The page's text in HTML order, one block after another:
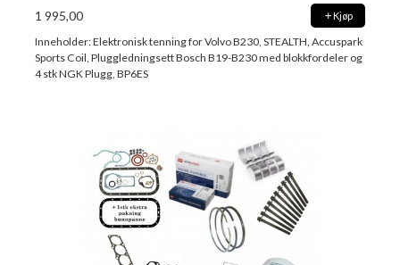
1 995,00 Kjøp
Inneholder: Elektronisk tenning for Volvo B230, STEALTH, Accuspark
Sports Coil, Pluggledningsett Bosch B19-B230 med blokkfordeler og
4 stk NGK Plugg, BP6ES